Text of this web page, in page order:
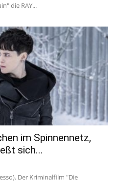
die RAY...
im Spinnennetz,
sich...
Der Kriminalfilm "Die